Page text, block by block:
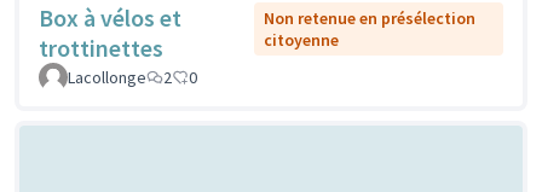
Box à vélos et
trottinettes
Non retenue en présélection
citoyenne
Lacollonge
2 0